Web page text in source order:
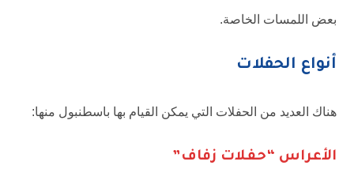
بعض اللمسات الخاصة.
أنواع الحفلات
هناك العديد من الحفلات التي يمكن القيام بها باسطنبول منها:
الأعراس “حفلات زفاف”